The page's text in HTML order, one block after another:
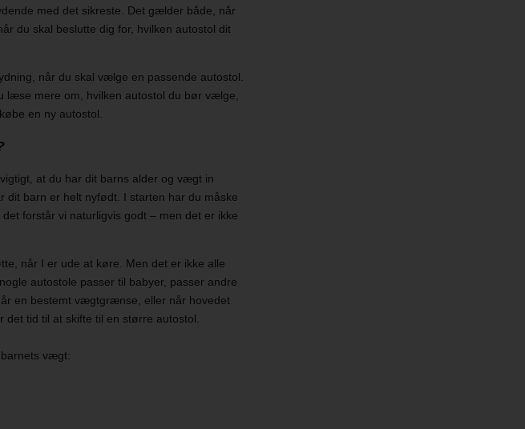
med det sikreste. Det gælder både, når
du skal beslutte dig for, hvilken autostol dit
når du skal vælge en passende autostol.
læse mere om, hvilken autostol du bør vælge,
en ny autostol.
at du har dit barns alder og vægt in
dit barn er helt nyfødt. I starten har du måske
forstår vi naturligvis godt – men det er ikke
når I er ude at køre. Men det er ikke alle
autostole passer til babyer, passer andre
en bestemt vægtgrænse, eller når hovedet
tid til at skifte til en større autostol.
vægt: